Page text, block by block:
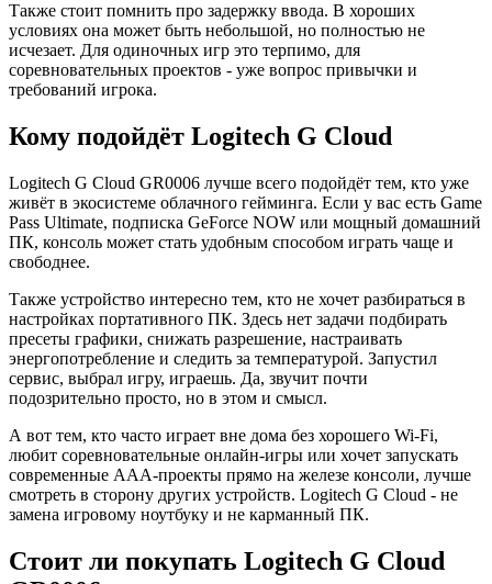
Также стоит помнить про задержку ввода. В хороших
условиях она может быть небольшой, но полностью не
исчезает. Для одиночных игр это терпимо, для
соревновательных проектов - уже вопрос привычки и
требований игрока.
Кому подойдёт Logitech G Cloud
Logitech G Cloud GR0006 лучше всего подойдёт тем, кто уже
живёт в экосистеме облачного гейминга. Если у вас есть Game
Pass Ultimate, подписка GeForce NOW или мощный домашний
ПК, консоль может стать удобным способом играть чаще и
свободнее.
Также устройство интересно тем, кто не хочет разбираться в
настройках портативного ПК. Здесь нет задачи подбирать
пресеты графики, снижать разрешение, настраивать
энергопотребление и следить за температурой. Запустил
сервис, выбрал игру, играешь. Да, звучит почти
подозрительно просто, но в этом и смысл.
А вот тем, кто часто играет вне дома без хорошего Wi-Fi,
любит соревновательные онлайн-игры или хочет запускать
современные AAA-проекты прямо на железе консоли, лучше
смотреть в сторону других устройств. Logitech G Cloud - не
замена игровому ноутбуку и не карманный ПК.
Стоит ли покупать Logitech G Cloud